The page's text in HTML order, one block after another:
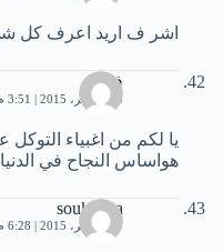
اشر ف اريد اعرف كل
فريد
30 نوفمبر، 2015 | 3:51 م
يا لكم من اغبياء التوكل
هواساس النجاح في
soukayna
30 نوفمبر، 2015 | 6:28 م